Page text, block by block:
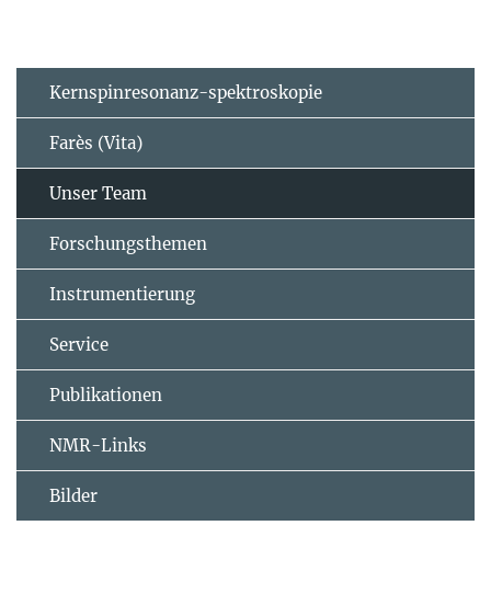
Kernspinresonanz-spektroskopie
Farès (Vita)
Unser Team
Forschungsthemen
Instrumentierung
Service
Publikationen
NMR-Links
Bilder